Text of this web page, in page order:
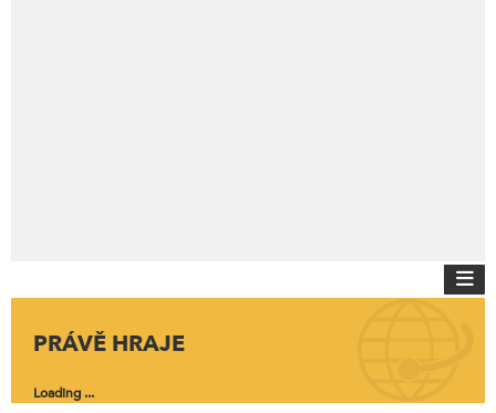
PRÁVĚ HRAJE
Loading ...